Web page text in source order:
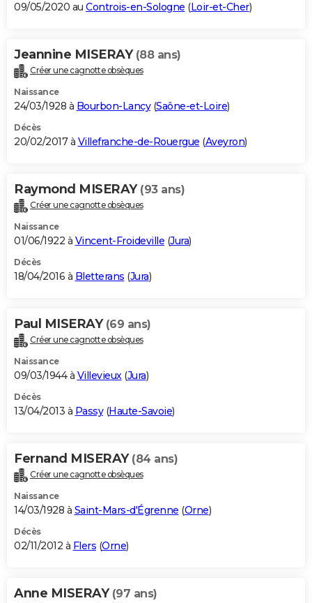
09/05/2020 au Controis-en-Sologne (Loir-et-Cher)
Jeannine MISERAY (88 ans)
Créer une cagnotte obsèques
Naissance
24/03/1928 à Bourbon-Lancy(Saône-et-Loire)
Décès
20/02/2017 à Villefranche-de-Rouergue (Aveyron)
Raymond MISERAY (93 ans)
Créer une cagnotte obsèques
Naissance
01/06/1922 à Vincent-Froideville (Jura)
Décès
18/04/2016 à Bletterans (Jura)
Paul MISERAY (69 ans)
Créer une cagnotte obsèques
Naissance
09/03/1944 à Villevieux(Jura)
Décès
13/04/2013 à Passy(Haute-Savoie)
Fernand MISERAY (84 ans)
Créer une cagnotte obsèques
Naissance
14/03/1928 à Saint-Mars-d'Égrenne (Orne)
Décès
02/11/2012 à Flers (Orne)
Anne MISERAY (97 ans)